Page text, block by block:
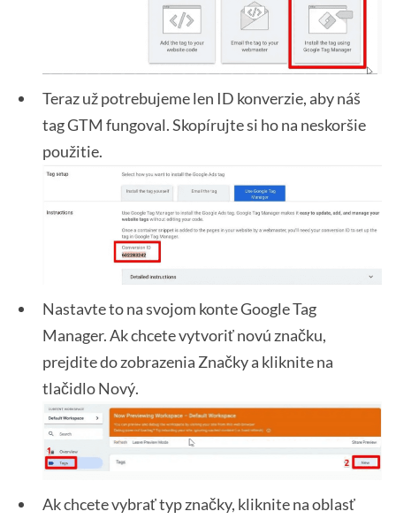
Teraz už potrebujeme len ID konverzie, aby náš
tag GTM fungoval. Skopírujte si ho na neskoršie
použitie.
Nastavte to na svojom konte Google Tag
Manager. Ak chcete vytvoriť novú značku,
prejdite do zobrazenia Značky a kliknite na
tlačidlo Nový.
Ak chcete vybrať typ značky, kliknite na oblasť